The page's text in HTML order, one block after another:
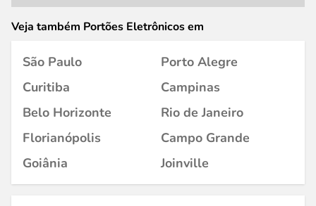
Veja também Portões Eletrônicos em
São Paulo
Porto Alegre
Curitiba
Campinas
Belo Horizonte
Rio de Janeiro
Florianópolis
Campo Grande
Goiânia
Joinville